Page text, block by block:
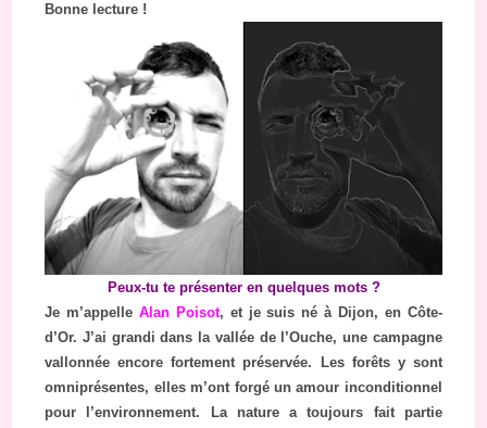
Bonne lecture !
Peux-tu te présenter en quelques mots ?
Je m’appelle Alan Poisot, et je suis né à Dijon, en Côte-
d’Or. J’ai grandi dans la vallée de l’Ouche, une campagne
vallonnée encore fortement préservée. Les forêts y sont
omniprésentes, elles m’ont forgé un amour inconditionnel
pour l’environnement. La nature a toujours fait partie